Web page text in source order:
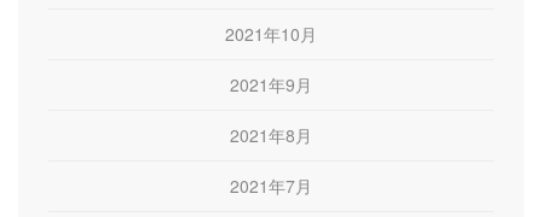
2021年10月
2021年9月
2021年8月
2021年7月